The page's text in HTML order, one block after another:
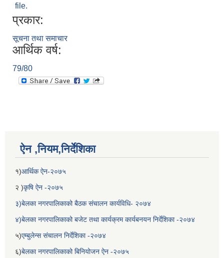
file.
प्रकार:
सूचना तथा समाचार
आर्थिक वर्ष:
79/80
ऐन ,नियम,निर्देशिका
१)आर्थिक ऐन-२०७५
२ )कृषि ऐन -२०७५
३)बेलका नगरपालिकाको बैठक संचालन कार्यविधि- २०७४
४)बेलका नगरपालिकाको बजेट तथा कार्यक्रम कार्यबनयन निर्देशिका -२०७४
५)एम्बुलेन्स संचालन निर्देशिका -२०७४
६)बेलका नगरपालिकाको बिनियोजन ऐन -२०७५